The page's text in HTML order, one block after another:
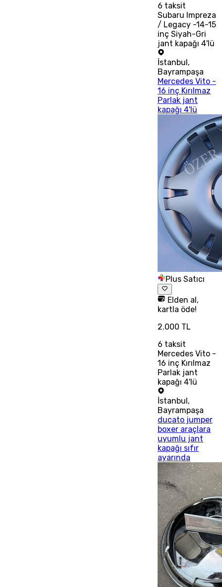
6 taksit
Subaru Impreza
/ Legacy -14-15
inç Siyah-Gri
jant kapağı 4'lü
İstanbul,
Bayrampaşa
Mercedes Vito -
16 inç Kırılmaz
Parlak jant
kapağı 4'lü
Plus Satıcı
Elden al,
kartla öde!
2.000 TL
6 taksit
Mercedes Vito -
16 inç Kırılmaz
Parlak jant
kapağı 4'lü
İstanbul,
Bayrampaşa
ducato jumper
boxer araçlara
uyumlu jant
kapağı sıfır
ayarında